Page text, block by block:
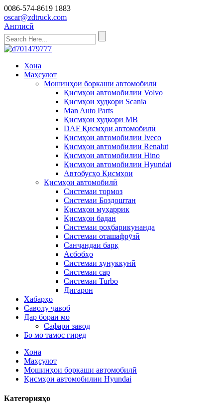
0086-574-8619 1883
oscar@zdtruck.com
Англисӣ
Хона
Маҳсулот
Мошинҳои боркаши автомобилӣ
Қисмҳои автомобилии Volvo
Қисмҳои худкори Scania
Man Auto Parts
Қисмҳои худкори MB
DAF Қисмҳои автомобилӣ
Қисмҳои автомобилии Iveco
Қисмҳои автомобилии Renalut
Қисмҳои автомобилии Hino
Қисмҳои автомобилии Hyundai
Автобусҳо Қисмҳои
Қисмҳои автомобилӣ
Системаи тормоз
Системаи Боздоштан
Қисмҳои муҳаррик
Қисмҳои бадан
Системаи роҳбарикунанда
Системаи оташафрӯзӣ
Санҷандаи барқ
Асбобҳо
Системаи хунуккунӣ
Системаи сар
Системаи Turbo
Дигарон
Хабарҳо
Саволу ҷавоб
Дар бораи мо
Сафари завод
Бо мо тамос гиред
Хона
Маҳсулот
Мошинҳои боркаши автомобилӣ
Қисмҳои автомобилии Hyundai
Категорияҳо